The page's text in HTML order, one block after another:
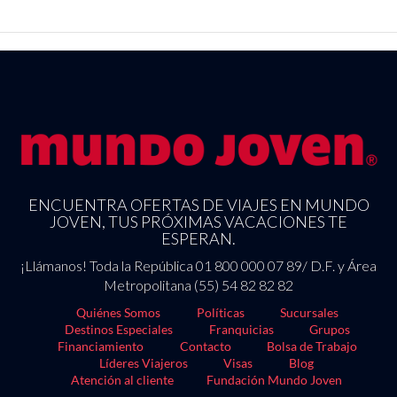
ENCUENTRA OFERTAS DE VIAJES EN MUNDO
JOVEN, TUS PRÓXIMAS VACACIONES TE
ESPERAN.
¡Llámanos! Toda la República 01 800 000 07 89/ D.F. y Área
Metropolitana (55) 54 82 82 82
Quiénes Somos Políticas
Sucursales
Destinos Especiales
Franquicias
Grupos
Financiamiento
Contacto
Bolsa de Trabajo
Líderes Viajeros
Visas
Blog
Atención al cliente
Fundación Mundo Joven